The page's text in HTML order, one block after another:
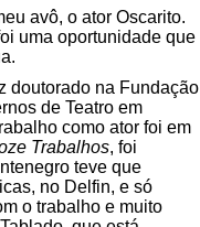
avô, o ator Oscarito.
uma oportunidade que
doutorado na Fundação
de Teatro em
como ator foi em
Trabalhos, foi
teve que
no Delfin, e só
o trabalho e muito